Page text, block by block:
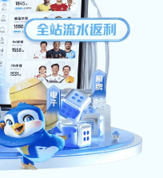
星空真人
造拉手